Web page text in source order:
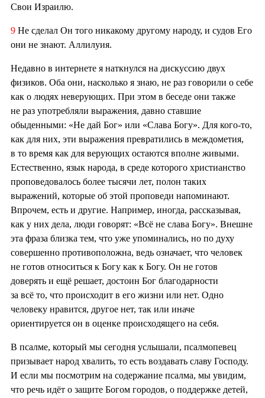
Свои Израилю.
9 Не сделал Он того никакому другому народу, и судов Его
они не знают. Аллилуия.
Недавно в интернете я наткнулся на дискуссию двух
физиков. Оба они, насколько я знаю, не раз говорили о себе
как о людях неверующих. При этом в беседе они также
не раз употребляли выражения, давно ставшие
обыденными: «Не дай Бог» или «Слава Богу». Для кого-то,
как для них, эти выражения превратились в междометия,
в то время как для верующих остаются вполне живыми.
Естественно, язык народа, в среде которого христианство
проповедовалось более тысячи лет, полон таких
выражений, которые об этой проповеди напоминают.
Впрочем, есть и другие. Например, иногда, рассказывая,
как у них дела, люди говорят: «Всё не слава Богу». Внешне
эта фраза близка тем, что уже упоминались, но по духу
совершенно противоположна, ведь означает, что человек
не готов относиться к Богу как к Богу. Он не готов
доверять и ещё решает, достоин Бог благодарности
за всё то, что происходит в его жизни или нет. Одно
человеку нравится, другое нет, так или иначе
ориентируется он в оценке происходящего на себя.
В псалме, который мы сегодня услышали, псалмопевец
призывает народ хвалить, то есть воздавать славу Господу.
И если мы посмотрим на содержание псалма, мы увидим,
что речь идёт о защите Богом городов, о поддержке детей,